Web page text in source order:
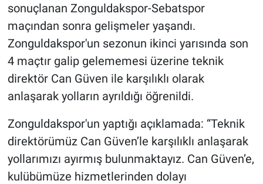
sonuçlanan Zonguldakspor-Sebatspor
maçından sonra gelişmeler yaşandı.
Zonguldakspor'un sezonun ikinci yarısında son
4 maçtır galip gelememesi üzerine teknik
direktör Can Güven ile karşılıklı olarak
anlaşarak yolların ayrıldığı öğrenildi.
Zonguldakspor'un yaptığı açıklamada: “Teknik
direktörümüz Can Güven’le karşılıklı anlaşarak
yollarımızı ayırmış bulunmaktayız. Can Güven’e,
kulübümüze hizmetlerinden dolayı